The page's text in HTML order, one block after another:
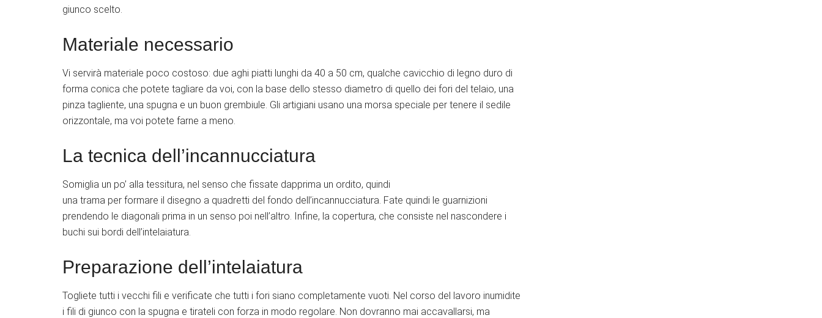
giunco scelto.
Materiale necessario
Vi servirà materiale poco costoso: due aghi piatti lunghi da 40 a 50 cm, qualche cavicchio di legno duro di
forma conica che potete tagliare da voi, con la base dello stesso diametro di quello dei fori del telaio, una
pinza tagliente, una spugna e un buon grembiule. Gli artigiani usano una morsa speciale per tenere il sedile
orizzontale, ma voi potete farne a meno.
La tecnica dell’incannucciatura
Somiglia un po’ alla tessitura, nel senso che fissate dapprima un ordito, quindi
una trama per formare il disegno a quadretti del fondo dell’incannucciatura. Fate quindi le guarnizioni
prendendo le diagonali prima in un senso poi nell’altro. Infine, la copertura, che consiste nel nascondere i
buchi sui bordi dell’intelaiatura.
Preparazione dell’intelaiatura
Togliete tutti i vecchi fili e verificate che tutti i fori siano completamente vuoti. Nel corso del lavoro inumidite
i fili di giunco con la spugna e tirateli con forza in modo regolare. Non dovranno mai accavallarsi, ma